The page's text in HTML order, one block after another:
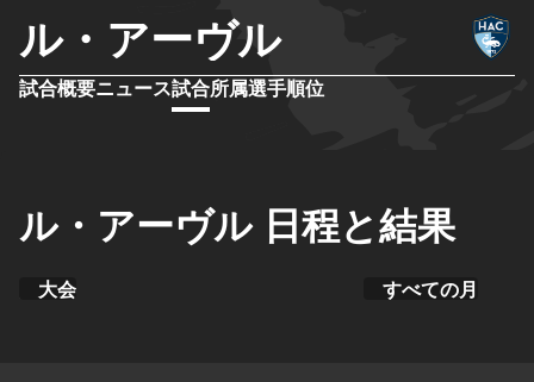
ル・アーヴル
試合概要ニュース試合所属選手順位
ル・アーヴル 日程と結果
大会 すべての月